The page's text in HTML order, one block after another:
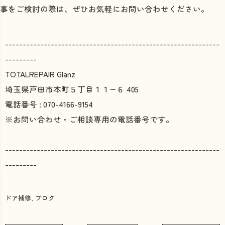
事をご検討の際は、ぜひお気軽にお問い合わせください。
-------------------------------------------------------------
---------
TOTALREPAIR Glanz
埼玉県戸田市本町５丁目１１−６ 405
電話番号 : 070-4166-9154
※お問い合わせ・ご相談専用の電話番号です。
-------------------------------------------------------------
---------
ドア補修 ブログ